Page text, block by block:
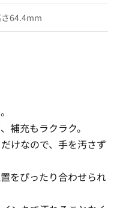
64.4mm
補充もラクラク。
けなので、手を汚さず
をぴったり合わせられ